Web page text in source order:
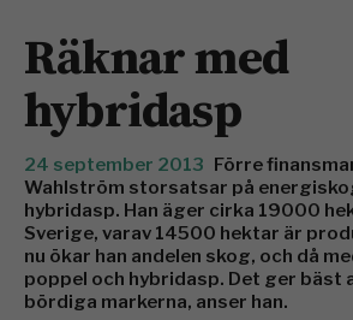
Räknar med
hybridasp
24 september 2013 Förre
Wahlström storsatsar på
hybridasp. Han äger cirka 19000
Sverige, varav 14500 hektar är
nu ökar han andelen skog, och då
poppel och hybridasp. Det ger bäst
bördiga markerna, anser han.